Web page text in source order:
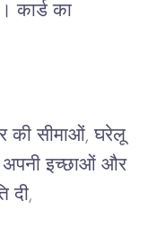
कार्ड का
की सीमाओं, घरेलू
अपनी इच्छाओं और
दी,